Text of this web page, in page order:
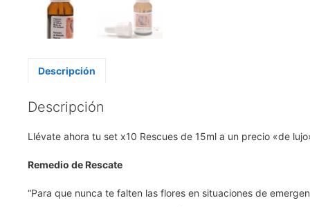
Descripción
Descripción
Llévate ahora tu set x10 Rescues de 15ml a un precio «de
Remedio de Rescate
“Para que nunca te falten las flores en situaciones de